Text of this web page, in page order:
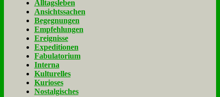
Alltagsleben
Ansichtssachen
Begegnungen
Empfehlungen
Ereignisse
Expeditionen
Fabulatorium
Interna
Kulturelles
Kurioses
Nostalgisches